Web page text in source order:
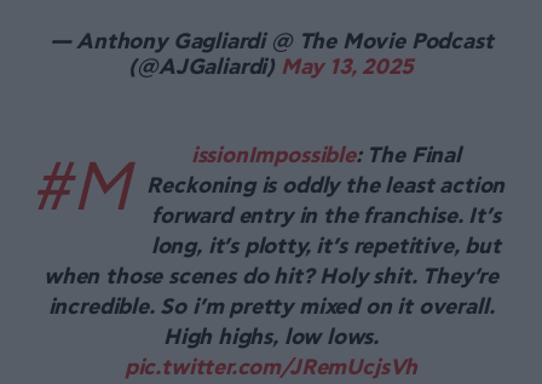
— Anthony Gagliardi @ The Movie Podcast
(@AJGaliardi) May 13, 2025
#M issionImpossible: The Final
Reckoning is oddly the least action
forward entry in the franchise. It’s
long, it’s plotty, it’s repetitive, but
when those scenes do hit? Holy shit. They’re
incredible. So i’m pretty mixed on it overall.
High highs, low lows.
pic.twitter.com/JRemUcjsVh